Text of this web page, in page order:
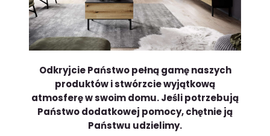
Odkryjcie Państwo pełną gamę naszych
produktów i stwórzcie wyjątkową
atmosferę w swoim domu.Jeśli potrzebują
Państwo dodatkowej pomocy, chętnie ją
Państwu udzielimy.